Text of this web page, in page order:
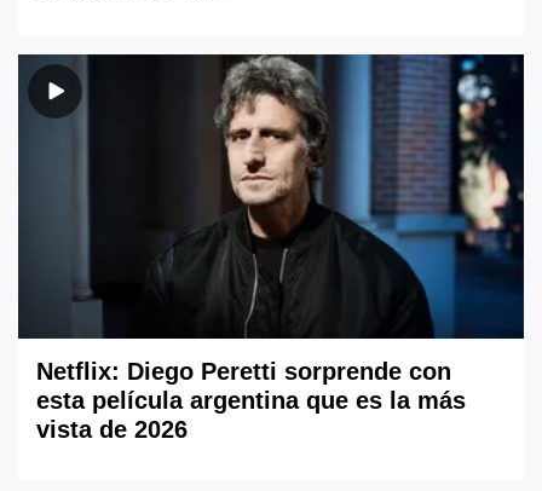
Netflix: Diego Peretti sorprende con
esta película argentina que es la más
vista de 2026